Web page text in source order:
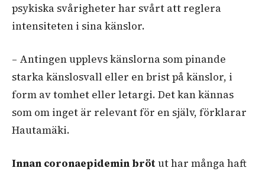
psykiska svårigheter har svårt att reglera
intensiteten i sina känslor.
– Antingen upplevs känslorna som pinande
starka känslosvall eller en brist på känslor, i
form av tomhet eller letargi. Det kan kännas
som om inget är relevant för en själv, förklarar
Hautamäki.
Innan coronaepidemin brötut har många haft